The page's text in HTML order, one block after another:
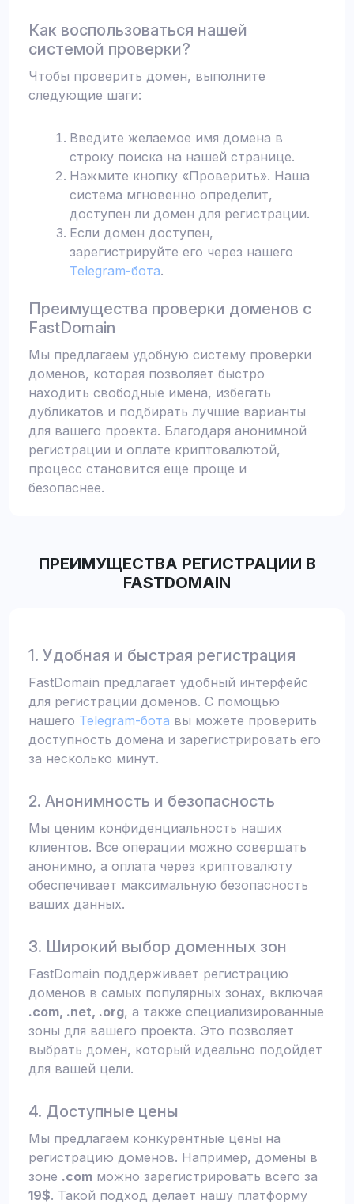
Как воспользоваться нашей
системой проверки?
Чтобы проверить домен, выполните
следующие шаги:
Введите желаемое имя домена в
строку поиска на нашей странице.
Нажмите кнопку «Проверить». Наша
система мгновенно определит,
доступен ли домен для регистрации.
Если домен доступен,
зарегистрируйте его через нашего
Telegram-бота.
Преимущества проверки доменов с
FastDomain
Мы предлагаем удобную систему проверки
доменов, которая позволяет быстро
находить свободные имена, избегать
дубликатов и подбирать лучшие варианты
для вашего проекта. Благодаря анонимной
регистрации и оплате криптовалютой,
процесс становится еще проще и
безопаснее.
ПРЕИМУЩЕСТВА РЕГИСТРАЦИИ В
FASTDOMAIN
1. Удобная и быстрая регистрация
FastDomain предлагает удобный интерфейс
для регистрации доменов. С помощью
нашего Telegram-бота вы можете проверить
доступность домена и зарегистрировать его
за несколько минут.
2. Анонимность и безопасность
Мы ценим конфиденциальность наших
клиентов. Все операции можно совершать
анонимно, а оплата через криптовалюту
обеспечивает максимальную безопасность
ваших данных.
3. Широкий выбор доменных зон
FastDomain поддерживает регистрацию
доменов в самых популярных зонах, включая
.com, .net, .org, а также специализированные
зоны для вашего проекта. Это позволяет
выбрать домен, который идеально подойдет
для вашей цели.
4. Доступные цены
Мы предлагаем конкурентные цены на
регистрацию доменов. Например, домены в
зоне .com можно зарегистрировать всего за
19$. Такой подход делает нашу платформу